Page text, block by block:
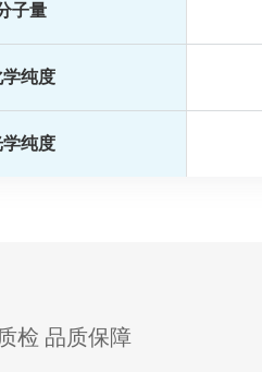
子量
学纯度
学纯度
检 品质保障